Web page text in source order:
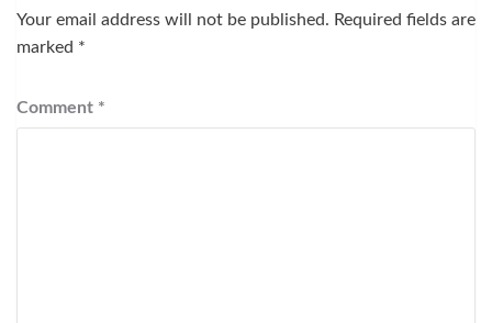
Your email address will not be published. Required fields are
marked *
Comment *